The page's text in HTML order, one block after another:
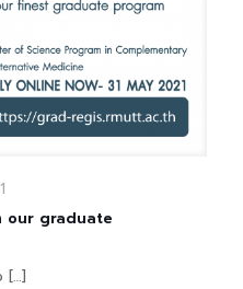
our graduate
[…]